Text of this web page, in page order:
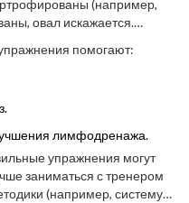
(например,
овал искажается.
помогают:
лимфодренажа.
упражнения могут
заниматься с тренером
(например, систему